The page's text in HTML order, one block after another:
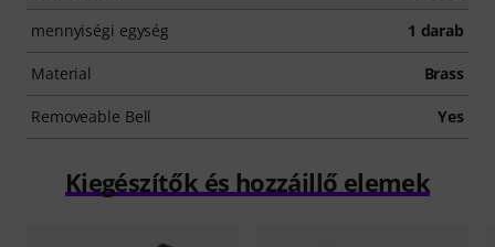
mennyiségi egység 1 darab
Material Brass
Removeable Bell Yes
Kiegészítők és hozzáillő elemek